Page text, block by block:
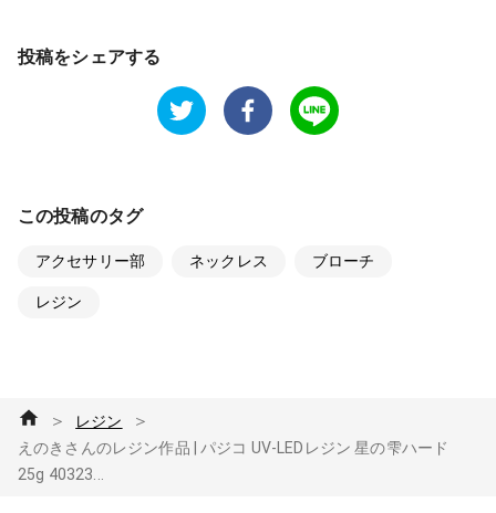
投稿をシェアする
この投稿のタグ
アクセサリー部 ネックレス ブローチ
レジン
＞ レジン ＞
えのきさんのレジン作品 | パジコ UV-LEDレジン 星の雫ハード
25g 40323...